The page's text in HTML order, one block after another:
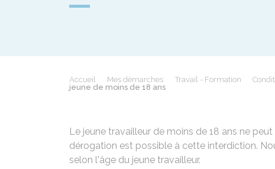
Accueil Mes démarches Travail - Formation
jeune de moins de 18 ans
Le jeune travailleur de moins de 18 ans ne
dérogation est possible à cette interdiction.
selon l'âge du jeune travailleur.